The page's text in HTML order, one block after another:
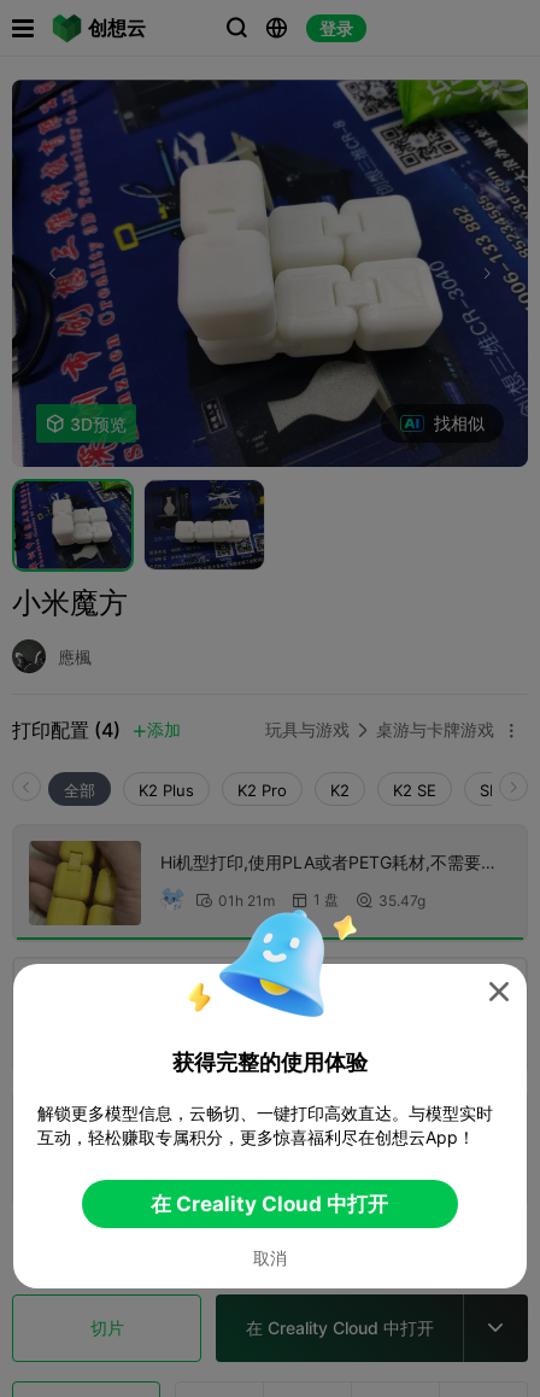
创想云   登录
 
 3D预览 找相似
小米魔方
應楓
打印配置 (4) 添加 玩具与游戏  桌游与卡牌游戏 
全部 K2 Plus K2 Pro K2 K2 SE
Hi机型打印,使用PLA或者PETG耗材,不需要支
撑 0.2mm layer, 2 walls, 15% infill
 01h 21m  1 盘  35.47g
K2P机型打印,使用PLA或者PETG耗材,不需要
支撑 0.2mm layer, 2 walls, 15% infill
0.2mm layer, 2 walls, 15% infill
切片 在 Creality Cloud 中打开 

获得完整的使用体验
解锁更多模型信息，云畅切、一键打印高效直达。与模型实时
互动，轻松赚取专属积分，更多惊喜福利尽在创想云App！
在 Creality Cloud 中打开
取消